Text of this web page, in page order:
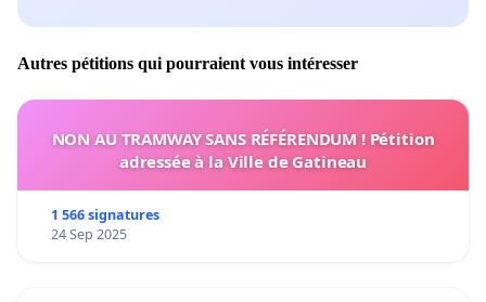
Autres pétitions qui pourraient vous intéresser
NON AU TRAMWAY SANS RÉFÉRENDUM ! Pétition
adressée à la Ville de Gatineau
1 566 signatures
24 Sep 2025